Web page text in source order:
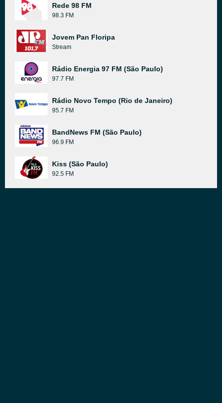
Rede 98 FM
98.3 FM
Jovem Pan Floripa
Stream
Rádio Energia 97 FM (São Paulo)
97.7 FM
Rádio Novo Tempo (Rio de Janeiro)
95.7 FM
BandNews FM (São Paulo)
96.9 FM
Kiss (São Paulo)
92.5 FM